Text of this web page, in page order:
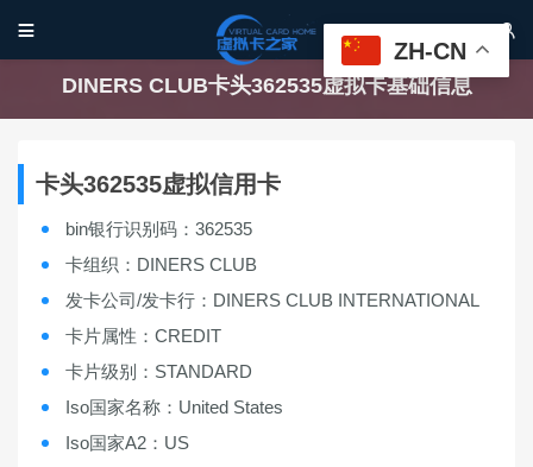
 
DINERS CLUB卡头362535虚拟卡基础信息
卡头362535虚拟信用卡
bin银行识别码：362535
卡组织：DINERS CLUB
发卡公司/发卡行：DINERS CLUB INTERNATIONAL
卡片属性：CREDIT
卡片级别：STANDARD
Iso国家名称：United States
Iso国家A2：US
ZH-CN